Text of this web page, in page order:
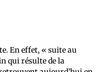
En effet, « suite au
qui résulte de la